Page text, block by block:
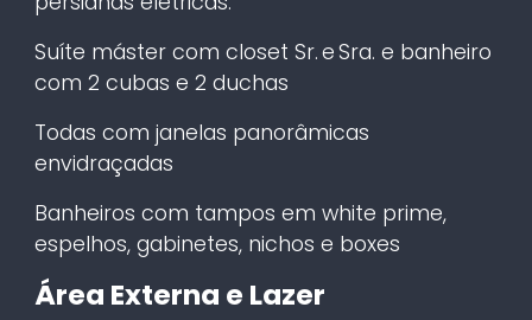
Suíte máster com closet Sr. e Sra. e banheiro
com 2 cubas e 2 duchas
Todas com janelas panorâmicas
envidraçadas
Banheiros com tampos em white prime,
espelhos, gabinetes, nichos e boxes
Área Externa e Lazer